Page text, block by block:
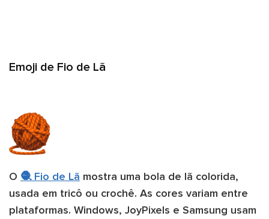
Emoji de Fio de Lã
O 🧶 Fio de Lã mostra uma bola de lã colorida,
usada em tricô ou crochê. As cores variam entre
plataformas. Windows, JoyPixels e Samsung usam